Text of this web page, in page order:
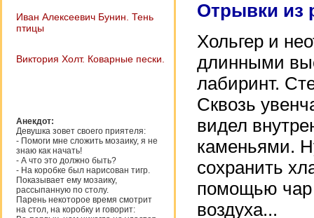
Иван Алексеевич Бунин. Тень
птицы
Виктория Холт. Коварные пески.
Анекдот:
Девушка зовет своего приятеля:
- Помоги мне сложить мозаику, я не
знаю как начать!
- А что это должно быть?
- На коробке был нарисован тигр.
Показывает ему мозаику,
рассыпанную по столу.
Парень некоторое время смотрит
на стол, на коробку и говорит:
Отрывки из
Хольгер и
длинными
лабиринт.
Сквозь
видел
каменьями.
сохранить
помощью чар
воздуха...